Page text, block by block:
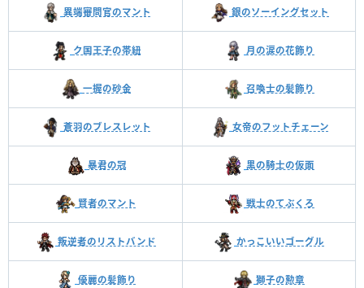
異端審問官のマント 銀のソーイングセット
ク国王子の帯紐 月の涙の花飾り
一握の砂金 召喚士の髪飾り
蒼羽のブレスレット 女帝のフットチェーン
暴君の冠 黒の騎士の仮面
賢者のマント 戦士のてぶくろ
叛逆者のリストバンド かっこいいゴーグル
優麗の髪飾り 獅子の勲章